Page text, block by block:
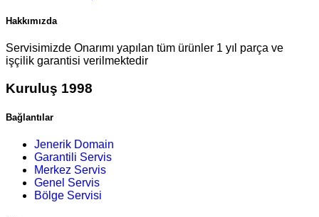
Hakkımızda
Servisimizde Onarımı yapılan tüm ürünler 1 yıl parça ve
işçilik garantisi verilmektedir
Kuruluş 1998
Bağlantılar
Jenerik Domain
Garantili Servis
Merkez Servis
Genel Servis
Bölge Servisi